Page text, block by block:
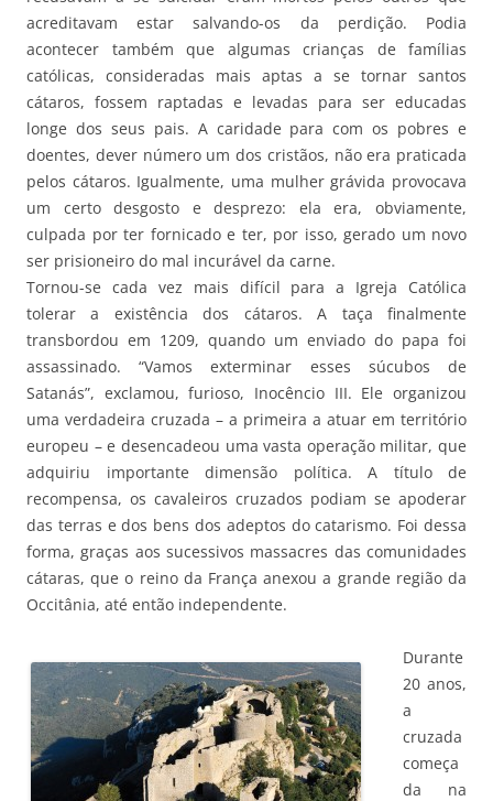
acreditavam estar salvando-os da perdição. Podia
acontecer também que algumas crianças de famílias
católicas, consideradas mais aptas a se tornar santos
cátaros, fossem raptadas e levadas para ser educadas
longe dos seus pais. A caridade para com os pobres e
doentes, dever número um dos cristãos, não era praticada
pelos cátaros. Igualmente, uma mulher grávida provocava
um certo desgosto e desprezo: ela era, obviamente,
culpada por ter fornicado e ter, por isso, gerado um novo
ser prisioneiro do mal incurável da carne.
Tornou-se cada vez mais difícil para a Igreja Católica
tolerar a existência dos cátaros. A taça finalmente
transbordou em 1209, quando um enviado do papa foi
assassinado. “Vamos exterminar esses súcubos de
Satanás”, exclamou, furioso, Inocêncio III. Ele organizou
uma verdadeira cruzada – a primeira a atuar em território
europeu – e desencadeou uma vasta operação militar, que
adquiriu importante dimensão política. A título de
recompensa, os cavaleiros cruzados podiam se apoderar
das terras e dos bens dos adeptos do catarismo. Foi dessa
forma, graças aos sucessivos massacres das comunidades
cátaras, que o reino da França anexou a grande região da
Occitânia, até então independente.
Durante
20 anos,
a
cruzada
começa
da na